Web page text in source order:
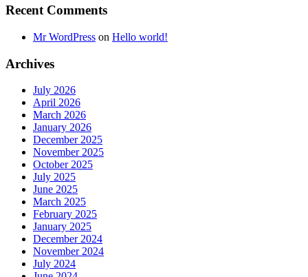
Recent Comments
Mr WordPress on Hello world!
Archives
July 2026
April 2026
March 2026
January 2026
December 2025
November 2025
October 2025
July 2025
June 2025
March 2025
February 2025
January 2025
December 2024
November 2024
July 2024